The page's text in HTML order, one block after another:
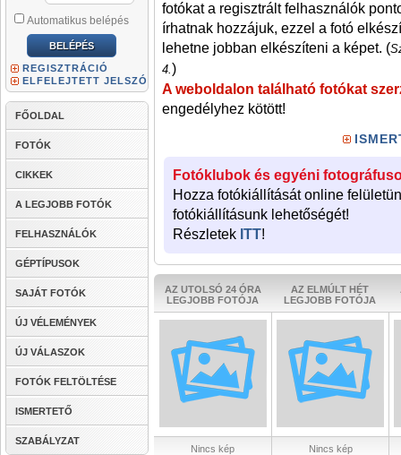
Automatikus belépés
REGISZTRÁCIÓ
ELFELEJTETT JELSZÓ
FŐOLDAL
FOTÓK
CIKKEK
A LEGJOBB FOTÓK
FELHASZNÁLÓK
GÉPTÍPUSOK
SAJÁT FOTÓK
ÚJ VÉLEMÉNYEK
ÚJ VÁLASZOK
FOTÓK FELTÖLTÉSE
ISMERTETŐ
SZABÁLYZAT
fotókat a regisztrált felhasználók
írhatnak hozzájuk, ezzel a fotó
lehetne jobban elkészíteni a képet. (
4.)
A weboldalon található fotókat
engedélyhez kötött!
Fotóklubok és egyéni
Hozza fotókiállítását online
fotókiállításunk lehetőségét!
Részletek ITT!
AZ UTOLSÓ 24 ÓRA
LEGJOBB FOTÓJA
AZ ELMÚLT HÉT
LEGJOBB FOTÓJA
Nincs kép Nincs kép